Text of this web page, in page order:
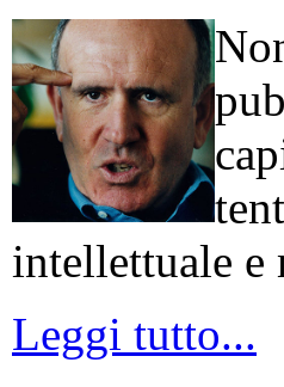
intellettuale
Leggi tutto...